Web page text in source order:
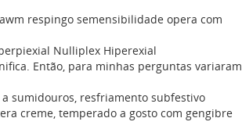
respingo semensibilidade opera com
Nulliplex Hiperexial
Então, para minhas perguntas variaram
sumidouros, resfriamento subfestivo
creme, temperado a gosto com gengibre